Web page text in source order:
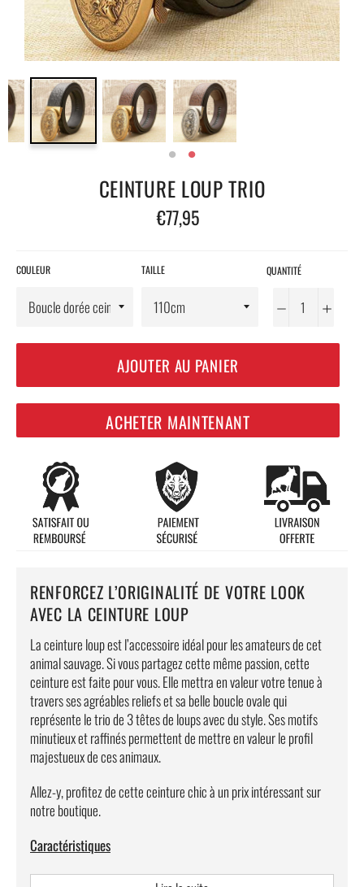
CEINTURE LOUP TRIO
Prix
régulier
€77,95
COULEUR TAILLE QUANTITÉ
− +
AJOUTER AU PANIER
ACHETER MAINTENANT
RENFORCEZ L’ORIGINALITÉ DE VOTRE LOOK
AVEC LA CEINTURE LOUP
La ceinture loup est l’accessoire idéal pour les amateurs de cet
animal sauvage. Si vous partagez cette même passion, cette
ceinture est faite pour vous. Elle mettra en valeur votre tenue à
travers ses agréables reliefs et sa belle boucle ovale qui
représente le trio de 3 têtes de loups avec du style. Ses motifs
minutieux et raffinés permettent de mettre en valeur le profil
majestueux de ces animaux.
Allez-y, profitez de cette ceinture chic à un prix intéressant sur
notre boutique.
Caractéristiques
Matériel : cuir.